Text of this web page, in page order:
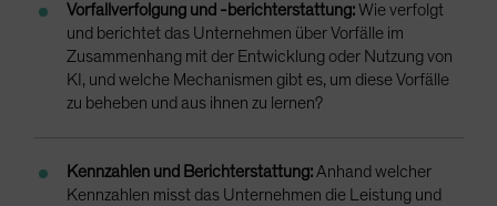
Vorfallverfolgung und -berichterstattung:Wie verfolgt
und berichtet das Unternehmen über Vorfälle im
Zusammenhang mit der Entwicklung oder Nutzung von
KI, und welche Mechanismen gibt es, um diese Vorfälle
zu beheben und aus ihnen zu lernen?
Kennzahlen und Berichterstattung:Anhand welcher
Kennzahlen misst das Unternehmen die Leistung und